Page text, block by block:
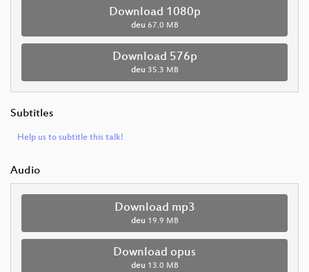
Download 1080p
deu 67.0 MB
Download 576p
deu 35.3 MB
Subtitles
Help us to subtitle this talk!
Audio
Download mp3
deu 19.9 MB
Download opus
deu 13.0 MB